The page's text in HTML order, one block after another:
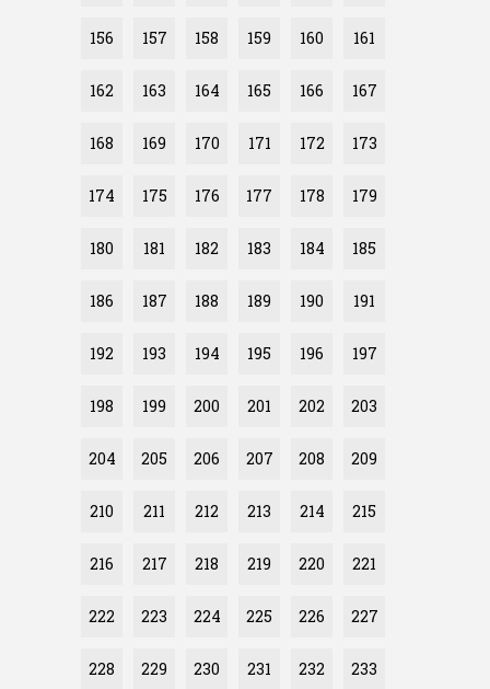
156 157 158 159 160 161
162 163 164 165 166 167
168 169 170 171 172 173
174 175 176 177 178 179
180 181 182 183 184 185
186 187 188 189 190 191
192 193 194 195 196 197
198 199 200 201 202 203
204 205 206 207 208 209
210 211 212 213 214 215
216 217 218 219 220 221
222 223 224 225 226 227
228 229 230 231 232 233